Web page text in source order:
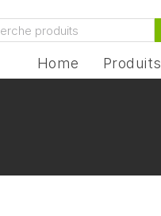
Home Produits